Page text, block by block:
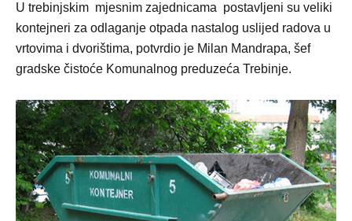
U trebinjskim mjesnim zajednicama postavljeni su veliki
kontejneri za odlaganje otpada nastalog uslijed radova u
vrtovima i dvorištima, potvrdio je Milan Mandrapa, šef
gradske čistoće Komunalnog preduzeća Trebinje.